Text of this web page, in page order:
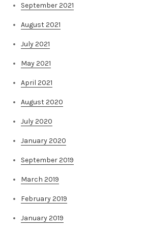
September 2021
August 2021
July 2021
May 2021
April 2021
August 2020
July 2020
January 2020
September 2019
March 2019
February 2019
January 2019